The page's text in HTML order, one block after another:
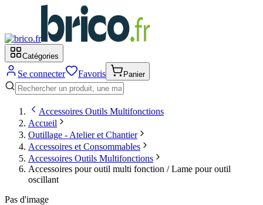
Catégories
Se connecter Favoris Panier
Accessoires Outils Multifonctions
Accueil
Outillage - Atelier et Chantier
Accessoires et Consommables
Accessoires Outils Multifonctions
Accessoires pour outil multi fonction / Lame pour outil
oscillant
Pas d'image